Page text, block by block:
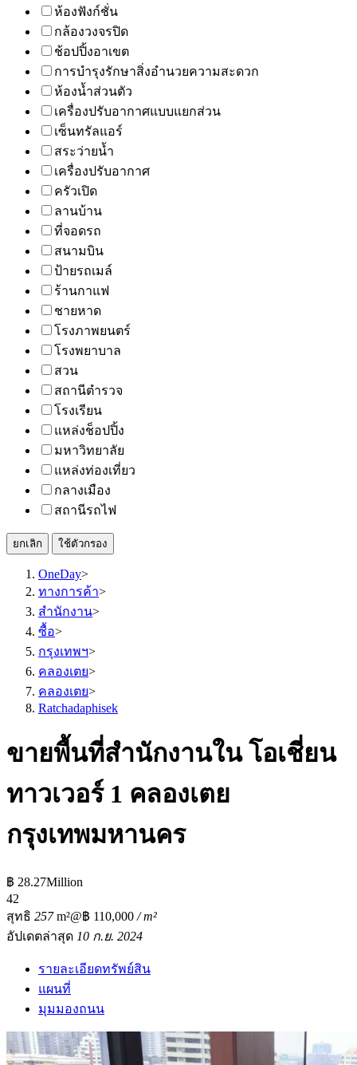
ห้องฟังก์ชั่น
กล้องวงจรปิด
ช้อปปิ้งอาเขต
การบำรุงรักษาสิ่งอำนวยความสะดวก
ห้องน้ำส่วนตัว
เครื่องปรับอากาศแบบแยกส่วน
เซ็นทรัลแอร์
สระว่ายน้ำ
เครื่องปรับอากาศ
ครัวเปิด
ลานบ้าน
ที่จอดรถ
สนามบิน
ป้ายรถเมล์
ร้านกาแฟ
ชายหาด
โรงภาพยนตร์
โรงพยาบาล
สวน
สถานีตำรวจ
โรงเรียน
แหล่งช็อปปิ้ง
มหาวิทยาลัย
แหล่งท่องเที่ยว
กลางเมือง
สถานีรถไฟ
ยกเลิก ใช้ตัวกรอง
OneDay>
ทางการค้า>
สำนักงาน>
ซื้อ>
กรุงเทพฯ>
คลองเตย>
คลองเตย>
Ratchadaphisek
ขายพื้นที่สำนักงานใน โอเชี่ยน
ทาวเวอร์ 1 คลองเตย
กรุงเทพมหานคร
฿ 28.27Million
42
สุทธิ 257m²@฿ 110,000 / m²
อัปเดตล่าสุด 10 ก.ย. 2024
รายละเอียดทรัพย์สิน
แผนที่
มุมมองถนน